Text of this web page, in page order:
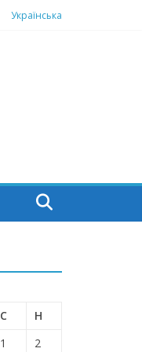
Українська
С
Н
1
2